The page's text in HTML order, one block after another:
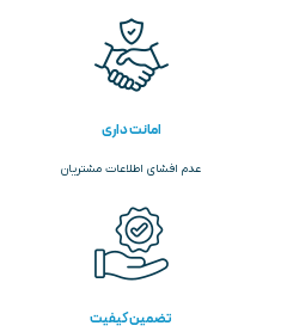
امانت داری
عدم افشای اطلاعات مشتریان
تضمین کیفیت